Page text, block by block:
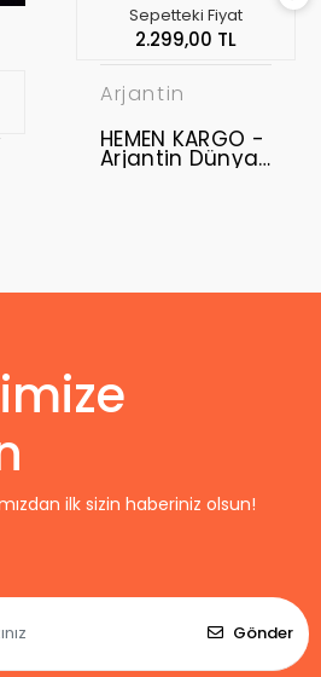
Sepetteki Fiyat
2.299,00 TL
Arjantin
HEMEN KARGO -
Arjantin Dünya
Kupası 2026 -
+ FIFA GOLD
ilk sizin haberiniz olsun!
Gönder